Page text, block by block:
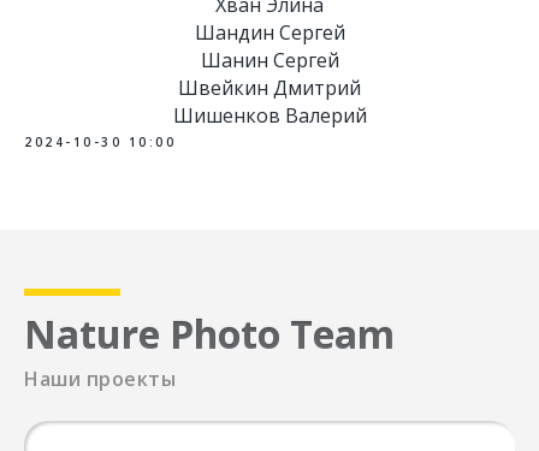
Шандин Сергей
Шанин Сергей
Швейкин Дмитрий
Шишенков Валерий
2024-10-30 10:00
Nature Photo Team
Наши проекты